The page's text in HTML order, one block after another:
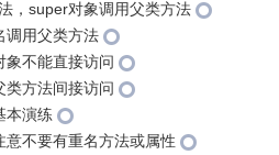
，super对象调用父类方法
调用父类方法
象不能直接访问
类方法间接访问
本演练
不要有重名方法或属性